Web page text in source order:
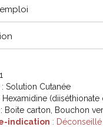
: Solution Cutanée
Hexamidine (diiséthionate
: Boite carton, Bouchon
indication :